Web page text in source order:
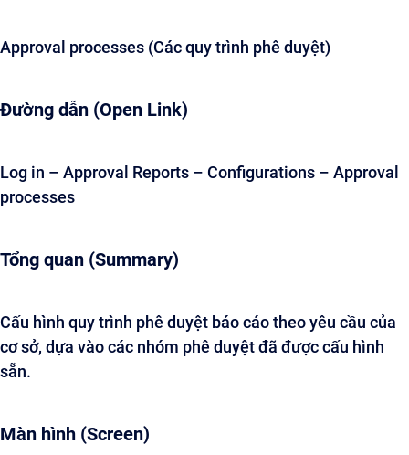
Approval processes (Các quy trình phê duyệt)
Đường dẫn (Open Link)
Log in – Approval Reports – Configurations – Approval
processes
Tổng quan (Summary)
Cấu hình quy trình phê duyệt báo cáo theo yêu cầu của
cơ sở, dựa vào các nhóm phê duyệt đã được cấu hình
sẵn.
Màn hình (Screen)